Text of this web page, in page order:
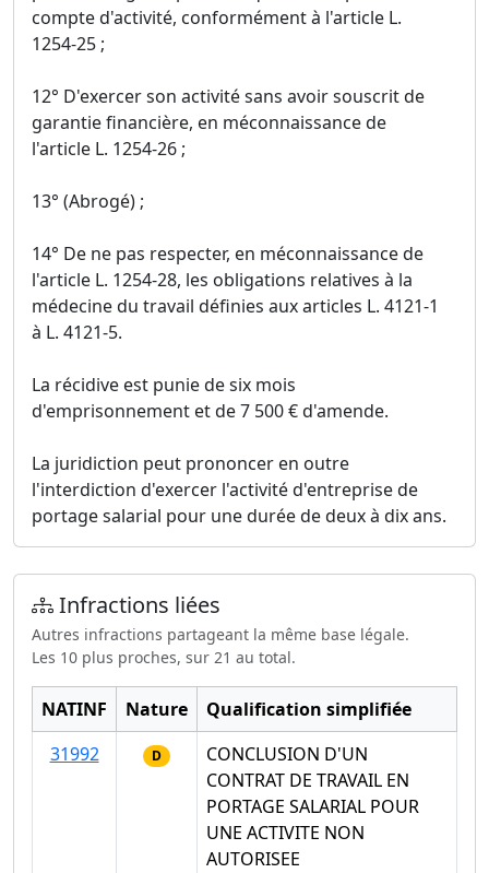
compte d'activité, conformément à l'article L.
1254-25 ;
12° D'exercer son activité sans avoir souscrit de
garantie financière, en méconnaissance de
l'article L. 1254-26 ;
13° (Abrogé) ;
14° De ne pas respecter, en méconnaissance de
l'article L. 1254-28, les obligations relatives à la
médecine du travail définies aux articles L. 4121-1
à L. 4121-5.
La récidive est punie de six mois
d'emprisonnement et de 7 500 € d'amende.
La juridiction peut prononcer en outre
l'interdiction d'exercer l'activité d'entreprise de
portage salarial pour une durée de deux à dix ans.
Infractions liées
Autres infractions partageant la même base légale.
Les 10 plus proches, sur 21 au total.
NATINF Nature
Qualification simplifiée
31992
D
CONCLUSION D'UN
CONTRAT DE TRAVAIL EN
PORTAGE SALARIAL POUR
UNE ACTIVITE NON
AUTORISEE